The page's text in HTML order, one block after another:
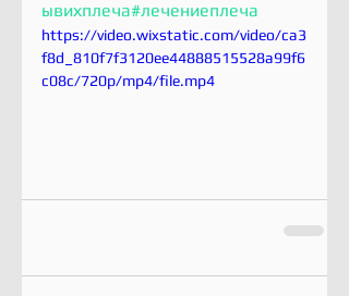
ывихплеча#лечениеплеча
https://video.wixstatic.com/video/ca3
f8d_810f7f3120ee44888515528a99f6
c08c/720p/mp4/file.mp4